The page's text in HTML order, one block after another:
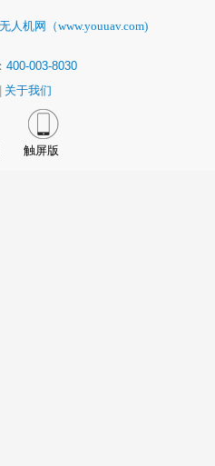
无人机网（www.youuav.com)
400-003-8030
关于我们
触屏版